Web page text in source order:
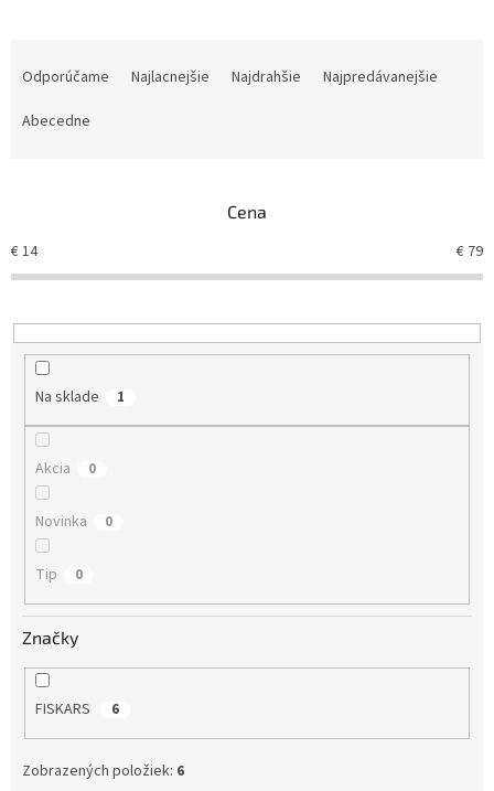
Odporúčame Najlacnejšie Najdrahšie
Najpredávanejšie
Abecedne
Cena
€14 € 79
Na sklade 1
Akcia 0
Novinka 0
Tip 0
Značky
FISKARS 6
Zobrazených položiek: 6